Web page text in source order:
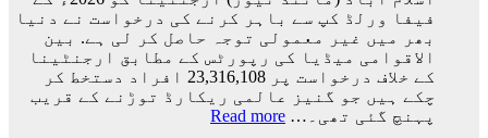
کی
شادی
کی
تاریخ
سامنے
آ
گئی
فیفا ورلڈ کپ سے باہر کرنے کی درخواست نے دنیا
بھر میں غیر معمولی توجہ حاصل کر لی ہے. بین
الاقوامی میڈیا کی رپورٹس کے مطابق ارجنٹینا
کے خلاف درخواست پر 23,316,108 افراد دستخط کر
چکے ہیں جو گنیز عالمی ریکارڈ توڑنے کے قریب
پہنچ گئی تھی۔… Read more
: